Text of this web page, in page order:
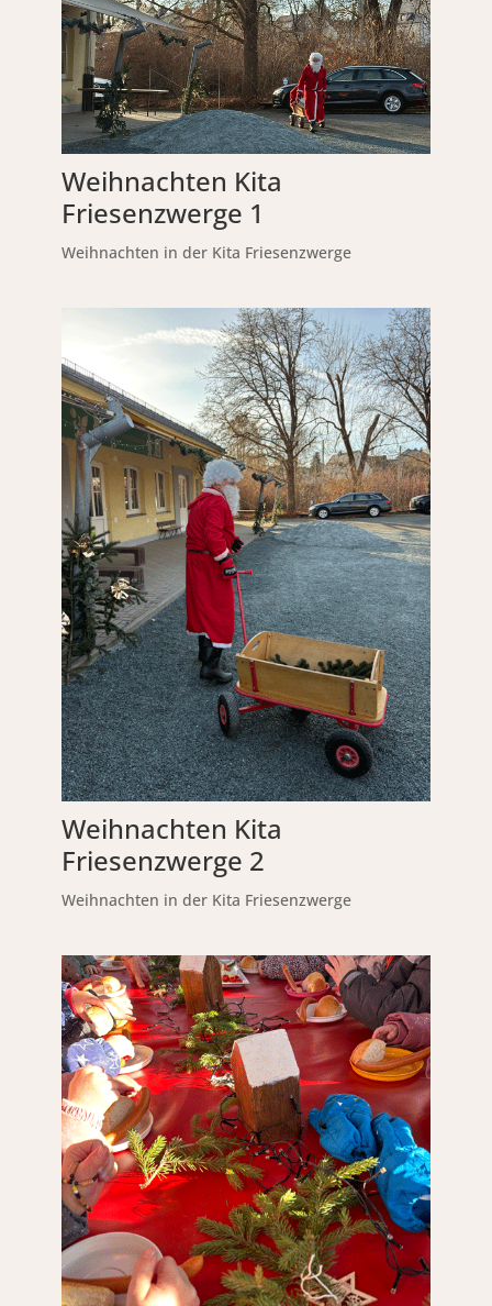
Weihnachten Kita
Friesenzwerge 1
Weihnachten in der Kita Friesenzwerge
Weihnachten Kita
Friesenzwerge 2
Weihnachten in der Kita Friesenzwerge